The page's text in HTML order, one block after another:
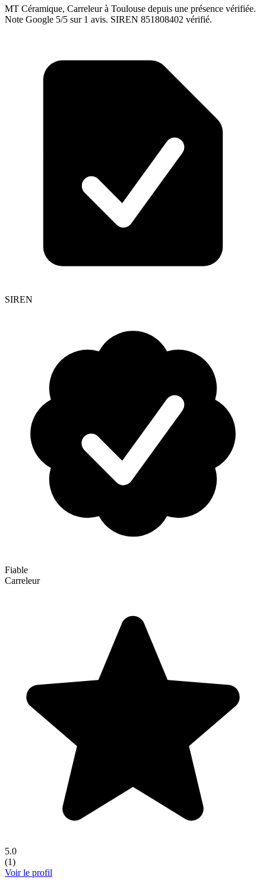
MT Céramique, Carreleur à Toulouse depuis une présence vérifiée.
Note Google 5/5 sur 1 avis. SIREN 851808402 vérifié.
SIREN
Fiable
Carreleur
5.0
(1)
Voir le profil